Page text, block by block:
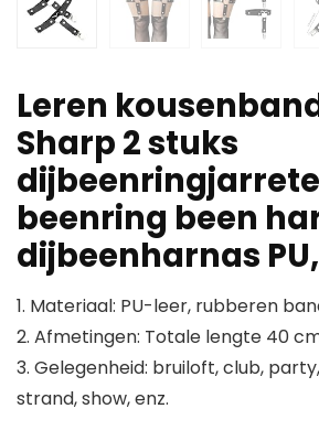
Leren
Sharp 2 stuks
beenring been
dijbeenharnas
1. Materiaal: PU-leer, rubberen
2. Afmetingen: Totale lengte 40
3. Gelegenheid: bruiloft, club,
strand, show, enz.